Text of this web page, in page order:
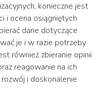
konieczne jest
i ocena osiągniętych
dane dotyczące
je i w razie potrzeby
również zbieranie opinii
reagowanie na ich
i doskonalenie